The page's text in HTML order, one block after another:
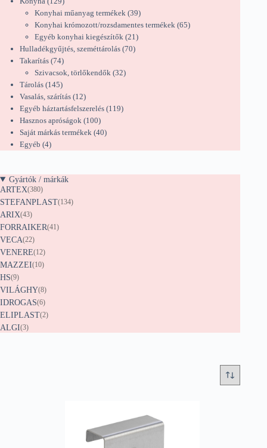
termék
Konyhai műanyag termékek 3939
termék
Konyhai krómozott/rozsdamentes termékek 6565
Egyéb konyhai kiegészítők 2121
termék
Hulladékgyűjtés, szeméttárolás 7070
Takarítás 7474
termék
Szivacsok, törlőkendők 3232
Tárolás 145145
termék
Vasalás, szárítás 1212
termék
Egyéb háztartásfelszerelés 119119
Hasznos apróságok 100100
termék
Saját márkás termékek 4040
Egyéb 44
Gyártók / márkák
ARTEX(380)
STEFANPLAST(134)
ARIX(43)
FORRAIKER(41)
VECA(22)
VENERE(12)
MAZZEI(10)
HS(9)
VILÁGHY(8)
IDROGAS(6)
ELIPLAST(2)
ALGI(3)